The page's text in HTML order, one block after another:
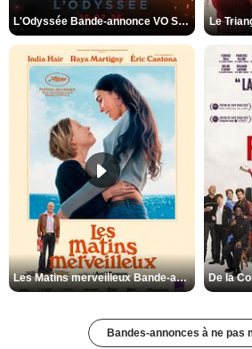
L'Odyssée Bande-annonce VO STFR Le
Les Matins merveilleux Bande-annonce VF
Bandes-annonces à ne pas